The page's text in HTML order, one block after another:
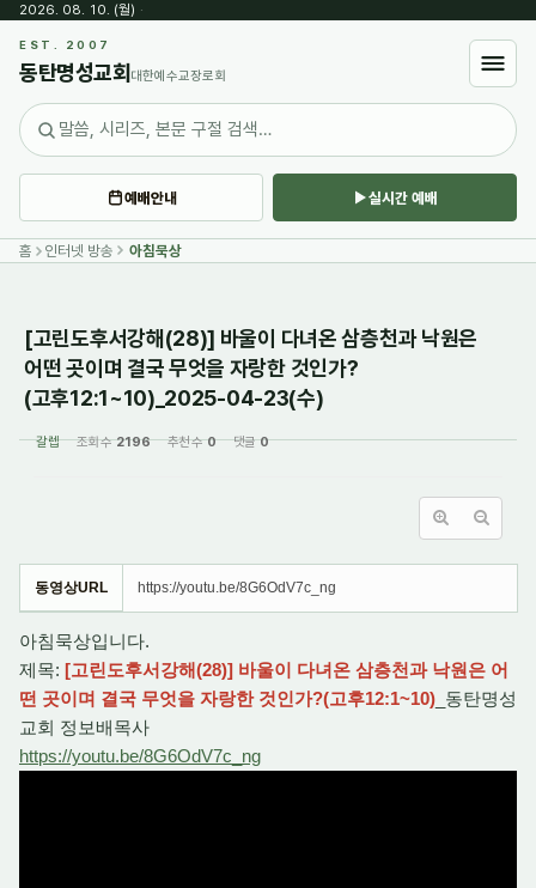
2026. 08. 10. (월) ·
EST. 2007
동탄명성교회 대한예수교장로회
예배안내 실시간 예배
홈 인터넷 방송 아침묵상
[고린도후서강해(28)] 바울이 다녀온 삼층천과 낙원은
어떤 곳이며 결국 무엇을 자랑한 것인가?
(고후12:1~10)_2025-04-23(수)
갈렙 조회 수2196 추천 수0 댓글0
동영상URL https://youtu.be/8G6OdV7c_ng
아침묵상입니다.
제목: [고린도후서강해(28)] 바울이 다녀온 삼층천과 낙원은 어
떤 곳이며 결국 무엇을 자랑한 것인가?(고후12:1~10) _동탄명성
교회 정보배목사
https://youtu.be/8G6OdV7c_ng
Sketchbook5, 스케치북5
Sketchbook5, 스케치북5